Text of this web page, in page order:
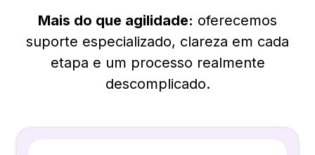
Mais do que agilidade: oferecemos
suporte especializado, clareza em cada
etapa e um processo realmente
descomplicado.